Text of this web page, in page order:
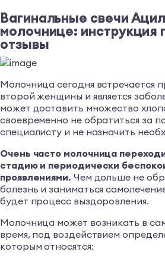
Вагинальные свечи
молочнице: инструкция
отзывы
Молочница сегодня встречается
второй женщины и является
может доставить множество
своевременно не обратиться за
специалисту и не назначить
Очень часто молочница
стадию и периодически
проявлениями. Чем дольше не
болезнь и заниматься
будет процесс выздоровления.
Молочница может возникать в
время, под воздействием
которым относятся: